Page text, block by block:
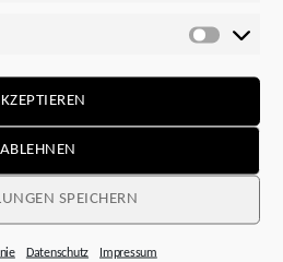
ABLEHNEN
SPEICHERN
Datenschutz Impressum
is not a function